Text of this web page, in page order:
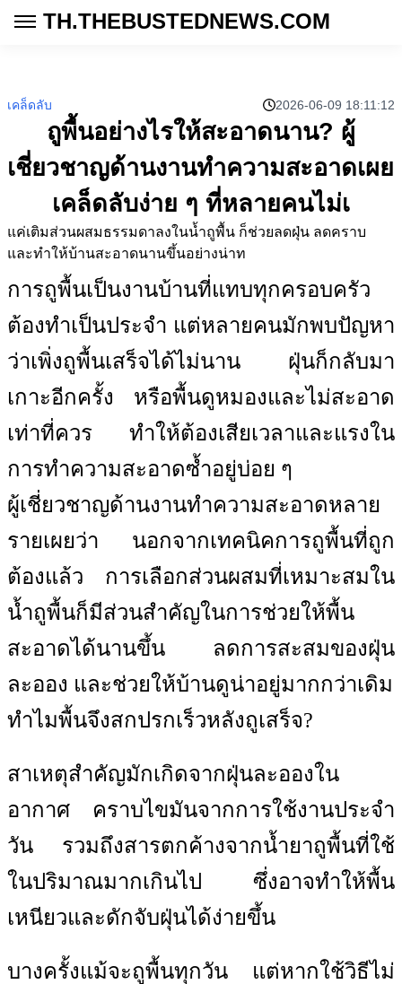
TH.THEBUSTEDNEWS.COM
เคล็ดลับ 2026-06-09 18:11:12
ถูพื้นอย่างไรให้สะอาดนาน? ผู้
เชี่ยวชาญด้านงานทำความสะอาดเผย
เคล็ดลับง่าย ๆ ที่หลายคนไม่เ
แค่เติมส่วนผสมธรรมดาลงในน้ำถูพื้น ก็ช่วยลดฝุ่น ลดคราบ
และทำให้บ้านสะอาดนานขึ้นอย่างน่าท
การถูพื้นเป็นงานบ้านที่แทบทุกครอบครัว
ต้องทำเป็นประจำ แต่หลายคนมักพบปัญหา
ว่าเพิ่งถูพื้นเสร็จได้ไม่นาน ฝุ่นก็กลับมา
เกาะอีกครั้ง หรือพื้นดูหมองและไม่สะอาด
เท่าที่ควร ทำให้ต้องเสียเวลาและแรงใน
การทำความสะอาดซ้ำอยู่บ่อย ๆ
ผู้เชี่ยวชาญด้านงานทำความสะอาดหลาย
รายเผยว่า นอกจากเทคนิคการถูพื้นที่ถูก
ต้องแล้ว การเลือกส่วนผสมที่เหมาะสมใน
น้ำถูพื้นก็มีส่วนสำคัญในการช่วยให้พื้น
สะอาดได้นานขึ้น ลดการสะสมของฝุ่น
ละออง และช่วยให้บ้านดูน่าอยู่มากกว่าเดิม
ทำไมพื้นจึงสกปรกเร็วหลังถูเสร็จ?
สาเหตุสำคัญมักเกิดจากฝุ่นละอองใน
อากาศ คราบไขมันจากการใช้งานประจำ
วัน รวมถึงสารตกค้างจากน้ำยาถูพื้นที่ใช้
ในปริมาณมากเกินไป ซึ่งอาจทำให้พื้น
เหนียวและดักจับฝุ่นได้ง่ายขึ้น
บางครั้งแม้จะถูพื้นทุกวัน แต่หากใช้วิธีไม่